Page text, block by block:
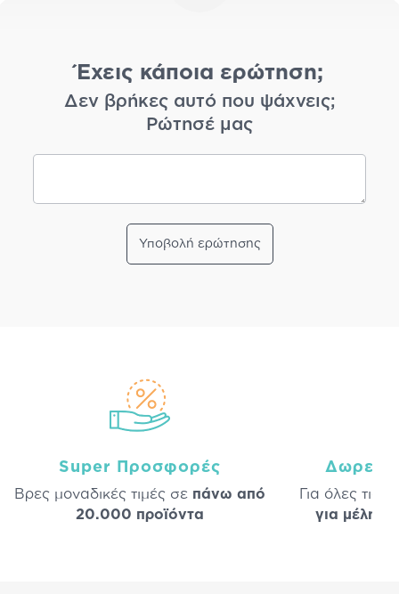
Έχεις κάποια ερώτηση;
Δεν βρήκες αυτό που ψάχνεις;
Ρώτησέ μας
Υποβολή ερώτησης
Super Προσφορές
Βρες μοναδικές τιμές σε πάνω από
20.000 προϊόντα
Δωρεάν
Για όλες τις
για μέλη